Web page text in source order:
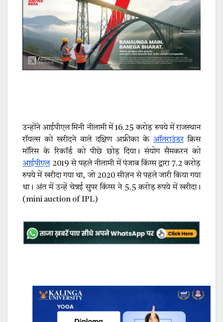
उन्होंने आईपीएल मिनी नीलामी में 16.25 करोड़ रुपये में राजस्थान
रॉयल्स को खरीदने वाले दक्षिण अफ्रीका के ऑलराउंडरक्रिस
मॉरिस के रिकॉर्ड को पीछे छोड़ दिया। संयोग सैमकरन को
आईपीएल2019 से पहले नीलामी में पंजाब किंग्स द्वारा 7.2 करोड़
रुपये में खरीदा गया था, जो 2020 सीज़न से पहले जारी किया गया
था। अंत में उन्हें चेन्नई सुपर किंग्स ने 5.5 करोड़ रुपये में खरीदा।
(mini auction of IPL)